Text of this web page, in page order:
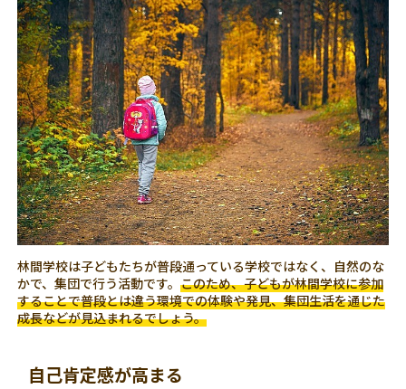
林間学校は子どもたちが普段通っている学校ではなく、自然のな
かで、集団で行う活動です。このため、子どもが林間学校に参加
することで普段とは違う環境での体験や発見、集団生活を通じた
成長などが見込まれるでしょう。
自己肯定感が高まる